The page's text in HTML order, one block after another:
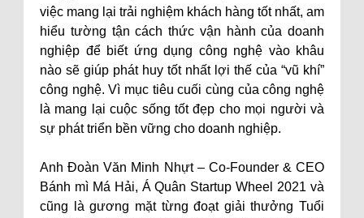
việc mang lại trải nghiệm khách hàng tốt nhất, am
hiểu tường tận cách thức vận hành của doanh
nghiệp để biết ứng dụng công nghệ vào khâu
nào sẽ giúp phát huy tốt nhất lợi thế của “vũ khí”
công nghệ. Vì mục tiêu cuối cùng của công nghệ
là mang lại cuộc sống tốt đẹp cho mọi người và
sự phát triển bền vững cho doanh nghiệp.
Anh Đoàn Văn Minh Nhựt – Co-Founder & CEO
Bánh mì Má Hải, Á Quân Startup Wheel 2021 và
cũng là gương mặt từng đoạt giải thưởng Tuổi